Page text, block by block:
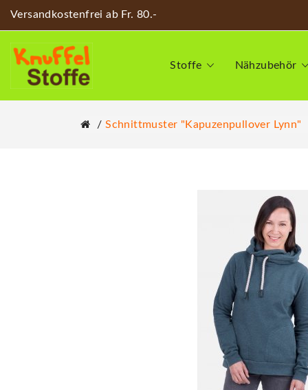
Versandkostenfrei ab Fr. 80.-
Stoffe Nähzubehör
Schnittmuster "Kapuzenpullover Lynn"